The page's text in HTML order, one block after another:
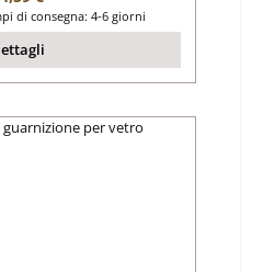
di consegna: 4-6 giorni